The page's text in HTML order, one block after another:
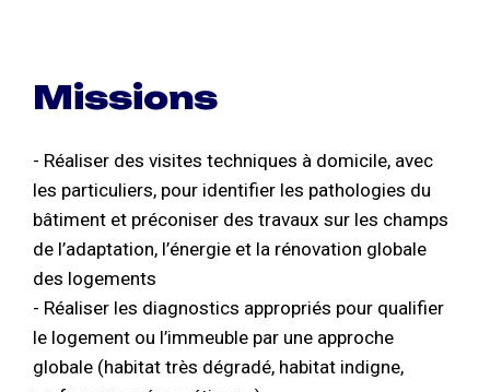
Missions
- Réaliser des visites techniques à domicile, avec
les particuliers, pour identifier les pathologies du
bâtiment et préconiser des travaux sur les champs
de l’adaptation, l’énergie et la rénovation globale
des logements
- Réaliser les diagnostics appropriés pour qualifier
le logement ou l’immeuble par une approche
globale (habitat très dégradé, habitat indigne,